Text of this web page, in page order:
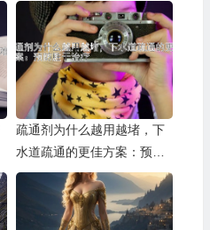
疏通剂为什么越用越堵，下
水道疏通的更佳方案：预防
胜于治疗